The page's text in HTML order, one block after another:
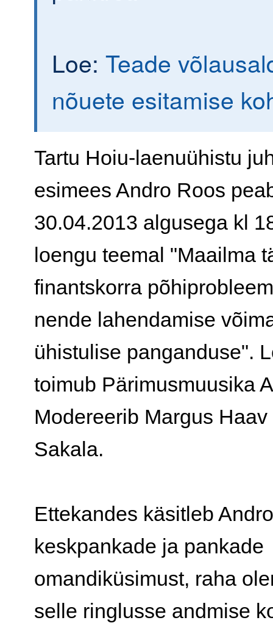
Loe: Teade
nõuete esitamise
Tartu Hoiu-laenuühistu
esimees Andro Roos
30.04.2013 algusega kl
loengu teemal "Maailma
finantskorra
nende lahendamise
ühistulise panganduse".
toimub Pärimusmuusika
Modereerib Margus
Sakala.
Ettekandes käsitleb
keskpankade ja pankade
omandiküsimust, raha
selle ringlusse andmise